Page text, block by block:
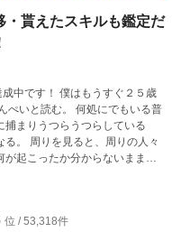
羅の道を選んでいく。 ​漆黒の憎
これは、誰よりも優しい無能
。
・貰えたスキルも鑑定だ
うすぐ２５歳
処にでもいる普
異世界転移に巻き込まれたよう
位 / 53,318件